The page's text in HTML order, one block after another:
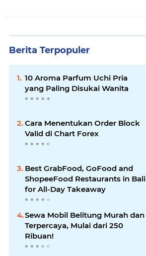
Berita Terpopuler
10 Aroma Parfum Uchi Pria
yang Paling Disukai Wanita
Cara Menentukan Order Block
Valid di Chart Forex
Best GrabFood, GoFood and
ShopeeFood Restaurants in Bali
for All-Day Takeaway
Sewa Mobil Belitung Murah dan
Terpercaya, Mulai dari 250
Ribuan!